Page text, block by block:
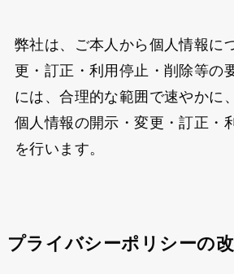
弊社は、ご本人から個人情報に
更・訂正・利用停止・削除等の
には、合理的な範囲で速やかに
個人情報の開示・変更・訂正・
を行います。
プライバシーポリシーの